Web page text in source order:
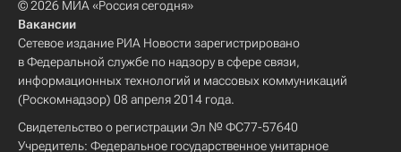
© 2026 МИА «Россия сегодня»
Вакансии
Сетевое издание РИА Новости зарегистрировано
в Федеральной службе по надзору в сфере связи,
информационных технологий и массовых коммуникаций
(Роскомнадзор) 08 апреля 2014 года.
Свидетельство о регистрации Эл № ФС77-57640
Учредитель: Федеральное государственное унитарное